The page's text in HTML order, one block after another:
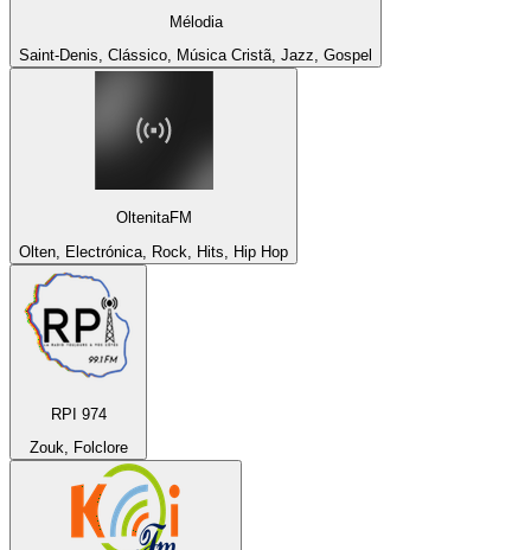
Mélodia
Saint-Denis, Clássico, Música Cristã, Jazz, Gospel
OltenitaFM
Olten, Electrónica, Rock, Hits, Hip Hop
RPI 974
Zouk, Folclore